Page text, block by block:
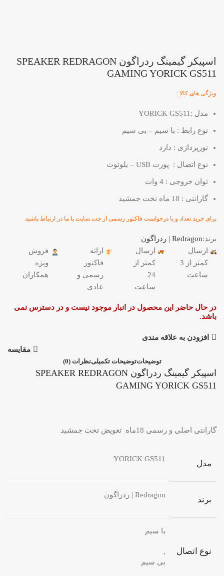
اسپیکر گیمینگ ردراگون SPEAKER REDRAGON
GAMING YORICK GS511
ویژگی های کالا :
مدل :YORICK GS511
نوع رابط : با سیم – بی سیم
نورپردازی : دارد
نوع اتصال : پورت USB – بلوتوث
توان خروجی : 4 وات
گارانتی : 18 ماه تخت جمشید
برای خرید تعداد و یا درخواست فاکتور رسمی از چت سایت با ما در ارتباط باشید
برند:Redragon | ردراگون
ارسال
کمتر از 3
ساعت
ارسال
کمتر از
24
ساعت
ارائه
فاکتور
رسمی و
عادی
فروش
ویژه
همکاران
در حال حاضر این محصول در انبار موجود نیست و در دسترس نمی
باشد.
افزودن به علاقه مندی
مقایسه
توضیحاتتوضیحات تکمیلینظرات (0)
اسپیکر گیمینگ ردراگون SPEAKER REDRAGON
GAMING YORICK GS511
گارانتی اصلی و رسمی 18ماه تعویض تخت جمشید
مدل YORICK GS511
برند Redragon | ردراگون
نوع اتصال
با سیم
,
بی سیم